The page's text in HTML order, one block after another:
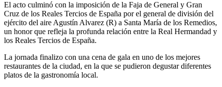
El acto culminó con la imposición de la Faja de General y Gran
Cruz de los Reales Tercios de España por el general de división del
ejército del aire Agustín Alvarez (R) a Santa María de los Remedios,
un honor que refleja la profunda relación entre la Real Hermandad y
los Reales Tercios de España.
La jornada finalizo con una cena de gala en uno de los mejores
restaurantes de la ciudad, en la que se pudieron degustar diferentes
platos de la gastronomía local.